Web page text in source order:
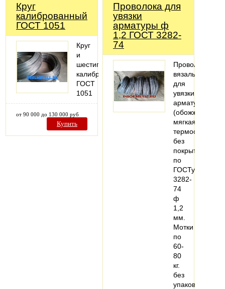
Круг
калиброванный
ГОСТ 1051
Круг
и
шестигранник
калиброванный
ГОСТ
1051
от 90 000 до 130 000 руб
Купить
Проволока для
увязки
арматуры ф
1,2 ГОСТ 3282-
74
Проволока
вязальная
для
увязки
арматуры
(обожженая,
мягкая,
без
покрытия
по
ГОСТу
3282-
74
ф
1,2
мм.
Мотки
по
60-
80
кг.
без
упаковки.